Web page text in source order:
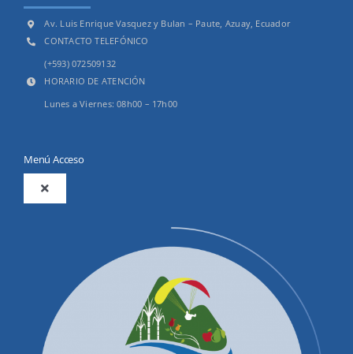
Av. Luis Enrique Vasquez y Bulan – Paute, Azuay, Ecuador
CONTACTO TELEFÓNICO
(+593) 072509132
HORARIO DE ATENCIÓN
Lunes a Viernes: 08h00 – 17h00
Menú Acceso
Toggle
Productos y Servicios
Convocatorias Precalificación